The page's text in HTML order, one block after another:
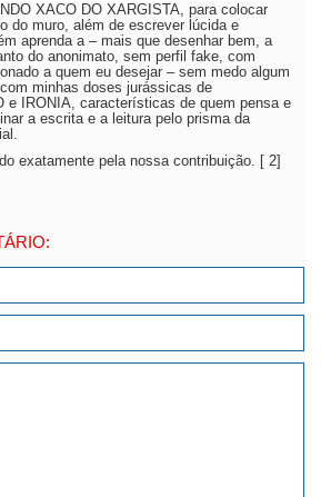
XACO DO XARGISTA, para colocar
do muro, além de escrever lúcida e
aprenda a – mais que desenhar bem, a
do anonimato, sem perfil fake, com
a quem eu desejar – sem medo algum
minhas doses jurássicas de
e IRONIA, características de quem pensa e
a escrita e a leitura pelo prisma da
exatamente pela nossa contribuição. [ 2]